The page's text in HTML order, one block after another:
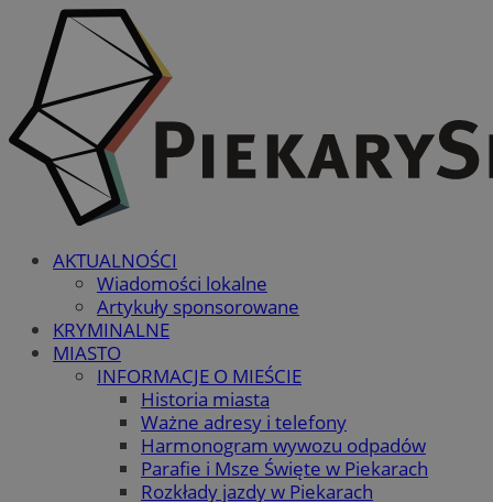
AKTUALNOŚCI
Wiadomości lokalne
Artykuły sponsorowane
KRYMINALNE
MIASTO
INFORMACJE O MIEŚCIE
Historia miasta
Ważne adresy i telefony
Harmonogram wywozu odpadów
Parafie i Msze Święte w Piekarach
Rozkłady jazdy w Piekarach